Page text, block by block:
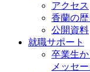
アクセス
香蘭の歴
公開資料
就職サポート
卒業生
メッセ